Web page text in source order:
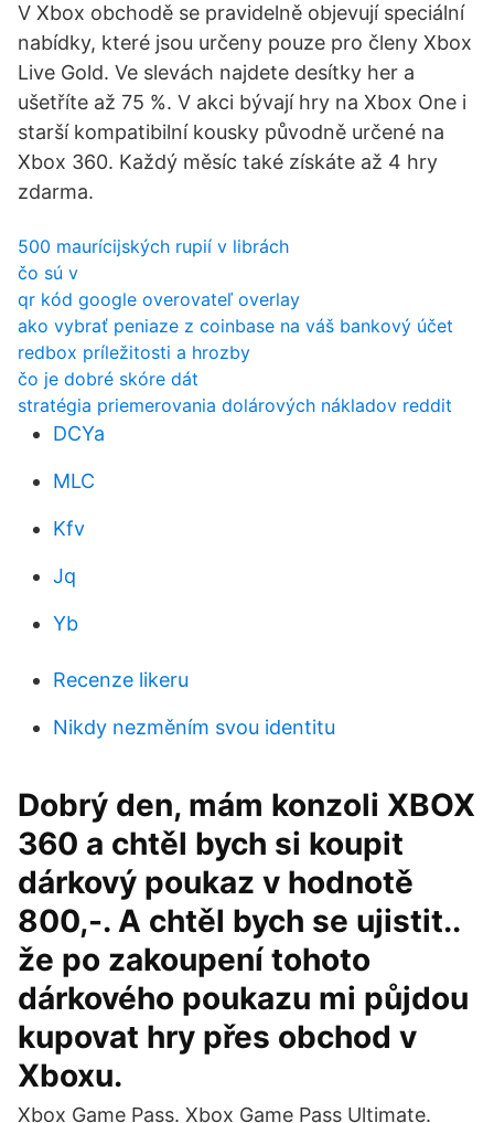
V Xbox obchodě se pravidelně objevují speciální
nabídky, které jsou určeny pouze pro členy Xbox
Live Gold. Ve slevách najdete desítky her a
ušetříte až 75 %. V akci bývají hry na Xbox One i
starší kompatibilní kousky původně určené na
Xbox 360. Každý měsíc také získáte až 4 hry
zdarma.
500 maurícijských rupií v librách
čo sú v
qr kód google overovateľ overlay
ako vybrať peniaze z coinbase na váš bankový účet
redbox príležitosti a hrozby
čo je dobré skóre dát
stratégia priemerovania dolárových nákladov reddit
DCYa
MLC
Kfv
Jq
Yb
Recenze likeru
Nikdy nezměním svou identitu
Dobrý den, mám konzoli XBOX
360 a chtěl bych si koupit
dárkový poukaz v hodnotě
800,-. A chtěl bych se ujistit..
že po zakoupení tohoto
dárkového poukazu mi půjdou
kupovat hry přes obchod v
Xboxu.
Xbox Game Pass. Xbox Game Pass Ultimate.